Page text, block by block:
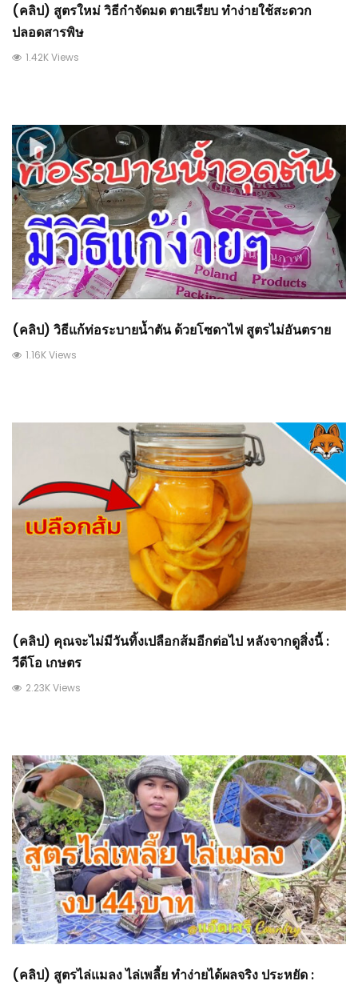
(คลิป) สูตรใหม่ วิธีกำจัดมด ตายเรียบ ทำง่ายใช้สะดวก
ปลอดสารพิษ
1.42K Views
(คลิป) วิธีแก้ท่อระบายน้ำตัน ด้วยโซดาไฟ สูตรไม่อันตราย
1.16K Views
(คลิป) คุณจะไม่มีวันทิ้งเปลือกส้มอีกต่อไป หลังจากดูสิ่งนี้ :
วีดีโอ เกษตร
2.23K Views
(คลิป) สูตรไล่แมลง ไล่เพลี้ย ทำง่ายได้ผลจริง ประหยัด :